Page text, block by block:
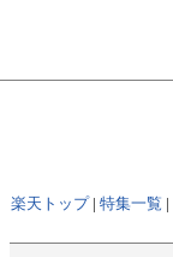
楽天トップ| 特集一覧 |